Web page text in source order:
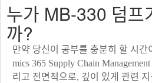
누가 MB-330 덤프
까?
만약 당신이 공부를 충분히 할 시간
mics 365 Supply Chain
리고 전면적으로, 깊이 있게 관련